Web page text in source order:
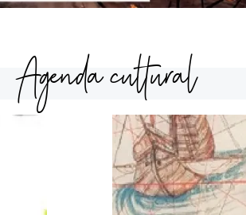
Agenda cultural